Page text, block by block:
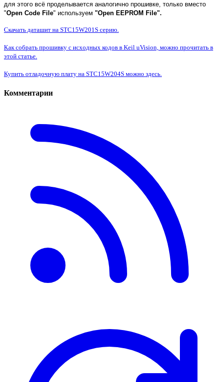
для этого всё проделывается аналогично прошивке, только вместо
"Open Code File" используем "Open EEPROM File".
Скачать даташит на STC15W201S серию.
Как собрать прошивку с исходных кодов в Keil uVision, можно прочитать в
этой статье.
Купить отладочную плату на STC15W204S можно здесь.
Комментарии